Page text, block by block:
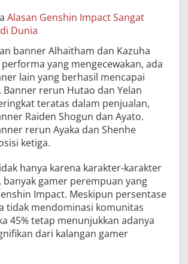
Alasan Genshin Impact Sangat
Dunia
banner Alhaitham dan Kazuha
yang mengecewakan, ada
lain yang berhasil mencapai
Banner rerun Hutao dan Yelan
teratas dalam penjualan,
Raiden Shogun dan Ayato.
rerun Ayaka dan Shenhe
ketiga.
hanya karena karakter-karakter
banyak gamer perempuan yang
Impact. Meskipun persentase
tidak mendominasi komunitas
45% tetap menunjukkan adanya
dari kalangan gamer